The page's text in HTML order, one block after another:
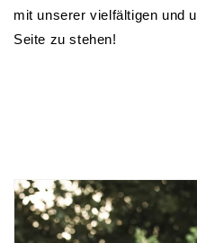
mit unserer vielfältigen und
Seite zu stehen!